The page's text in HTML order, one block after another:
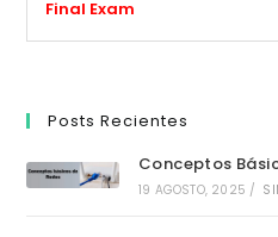
Final Exam
Posts Recientes
Conceptos
19 AGOSTO, 2025 /